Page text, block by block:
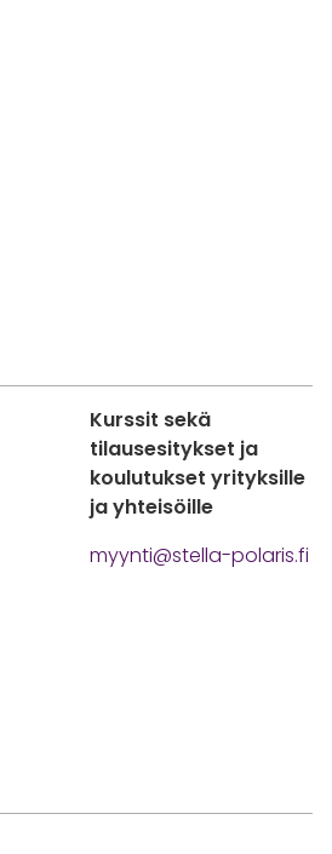
Kurssit sekä
tilausesitykset ja
koulutukset yrityksille
ja yhteisöille
myynti@stella-polaris.fi